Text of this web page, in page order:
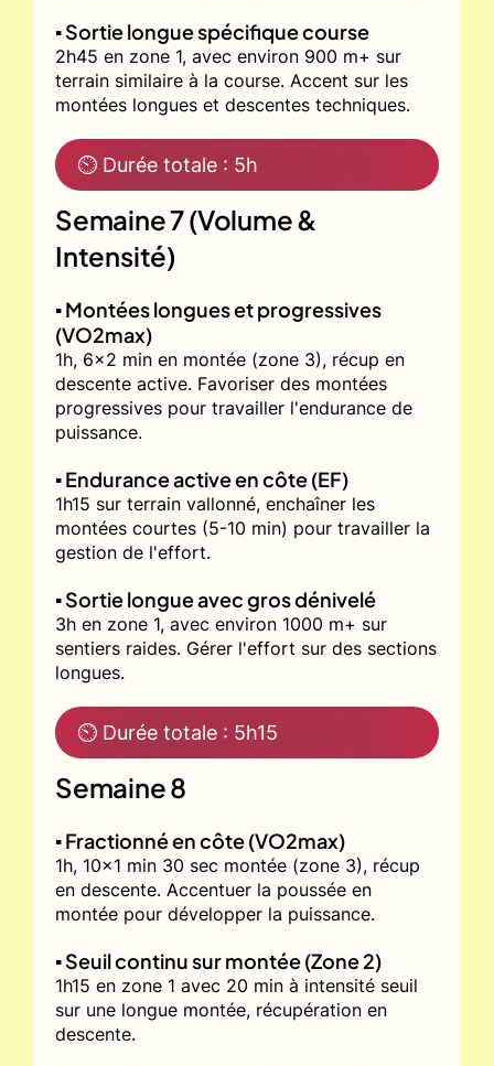
▪️ Sortie longue spécifique course
2h45 en zone 1, avec environ 900 m+ sur
terrain similaire à la course. Accent sur les
montées longues et descentes techniques.
⏲ Durée totale : 5h
Semaine 7 (Volume &
Intensité)
▪️ Montées longues et progressives
(VO2max)
1h, 6x2 min en montée (zone 3), récup en
descente active. Favoriser des montées
progressives pour travailler l'endurance de
puissance.
▪️ Endurance active en côte (EF)
1h15 sur terrain vallonné, enchaîner les
montées courtes (5-10 min) pour travailler la
gestion de l'effort.
▪️ Sortie longue avec gros dénivelé
3h en zone 1, avec environ 1000 m+ sur
sentiers raides. Gérer l'effort sur des sections
longues.
⏲ Durée totale : 5h15
Semaine 8
▪️ Fractionné en côte (VO2max)
1h, 10x1 min 30 sec montée (zone 3), récup
en descente. Accentuer la poussée en
montée pour développer la puissance.
▪️ Seuil continu sur montée (Zone 2)
1h15 en zone 1 avec 20 min à intensité seuil
sur une longue montée, récupération en
descente.